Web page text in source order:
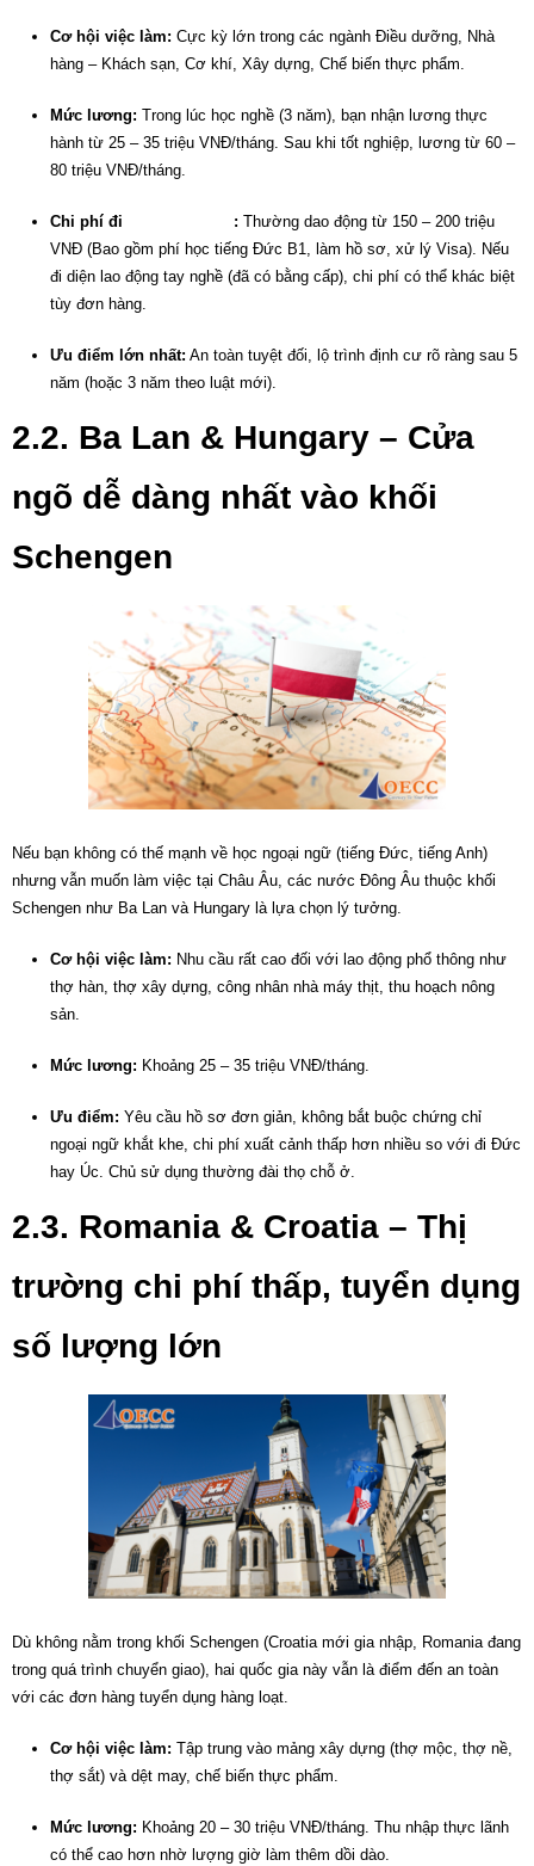
Cơ hội việc làm: Cực kỳ lớn trong các ngành Điều dưỡng, Nhà
hàng – Khách sạn, Cơ khí, Xây dựng, Chế biến thực phẩm.
Mức lương: Trong lúc học nghề (3 năm), bạn nhận lương thực
hành từ 25 – 35 triệu VNĐ/tháng. Sau khi tốt nghiệp, lương từ 60 –
80 triệu VNĐ/tháng.
Chi phí đi : Thường dao động từ 150 – 200 triệu
VNĐ (Bao gồm phí học tiếng Đức B1, làm hồ sơ, xử lý Visa). Nếu
đi diện lao động tay nghề (đã có bằng cấp), chi phí có thể khác biệt
tùy đơn hàng.
Ưu điểm lớn nhất: An toàn tuyệt đối, lộ trình định cư rõ ràng sau 5
năm (hoặc 3 năm theo luật mới).
2.2. Ba Lan & Hungary – Cửa
ngõ dễ dàng nhất vào khối
Schengen
Nếu bạn không có thế mạnh về học ngoại ngữ (tiếng Đức, tiếng Anh)
nhưng vẫn muốn làm việc tại Châu Âu, các nước Đông Âu thuộc khối
Schengen như Ba Lan và Hungary là lựa chọn lý tưởng.
Cơ hội việc làm: Nhu cầu rất cao đối với lao động phổ thông như
thợ hàn, thợ xây dựng, công nhân nhà máy thịt, thu hoạch nông
sản.
Mức lương: Khoảng 25 – 35 triệu VNĐ/tháng.
Ưu điểm: Yêu cầu hồ sơ đơn giản, không bắt buộc chứng chỉ
ngoại ngữ khắt khe, chi phí xuất cảnh thấp hơn nhiều so với đi Đức
hay Úc. Chủ sử dụng thường đài thọ chỗ ở.
2.3. Romania & Croatia – Thị
trường chi phí thấp, tuyển dụng
số lượng lớn
Dù không nằm trong khối Schengen (Croatia mới gia nhập, Romania đang
trong quá trình chuyển giao), hai quốc gia này vẫn là điểm đến an toàn
với các đơn hàng tuyển dụng hàng loạt.
Cơ hội việc làm: Tập trung vào mảng xây dựng (thợ mộc, thợ nề,
thợ sắt) và dệt may, chế biến thực phẩm.
Mức lương: Khoảng 20 – 30 triệu VNĐ/tháng. Thu nhập thực lãnh
có thể cao hơn nhờ lượng giờ làm thêm dồi dào.